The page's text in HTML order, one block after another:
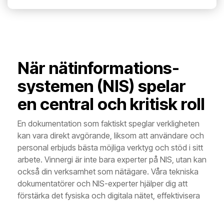
När nätinformations­
systemen (NIS) spelar
en central och kritisk roll
En dokumentation som faktiskt speglar verkligheten
kan vara direkt avgörande, liksom att användare och
personal erbjuds bästa möjliga verktyg och stöd i sitt
arbete. Vinnergi är inte bara experter på NIS, utan kan
också din verksamhet som nätägare. Våra tekniska
dokumentatörer och NIS-experter hjälper dig att
förstärka det fysiska och digitala nätet, effektivisera